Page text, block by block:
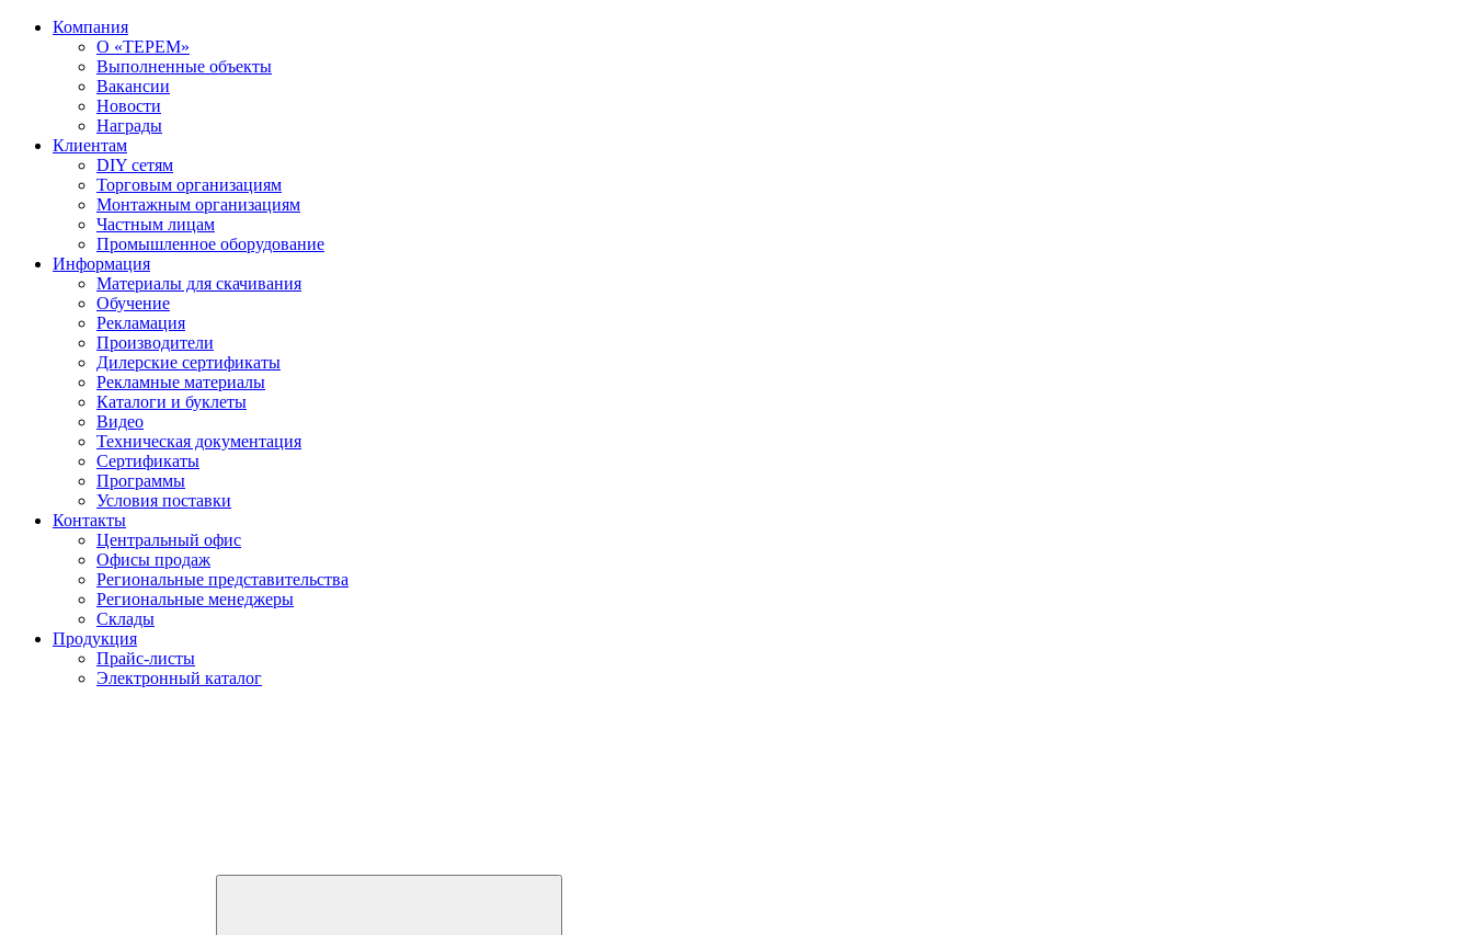
Компания
О «ТЕРЕМ»
Выполненные объекты
Вакансии
Новости
Награды
Клиентам
DIY сетям
Торговым организациям
Монтажным организациям
Частным лицам
Промышленное оборудование
Информация
Материалы для скачивания
Обучение
Рекламация
Производители
Дилерские сертификаты
Рекламные материалы
Каталоги и буклеты
Видео
Техническая документация
Сертификаты
Программы
Условия поставки
Контакты
Центральный офис
Офисы продаж
Региональные представительства
Региональные менеджеры
Склады
Продукция
Прайс-листы
Электронный каталог